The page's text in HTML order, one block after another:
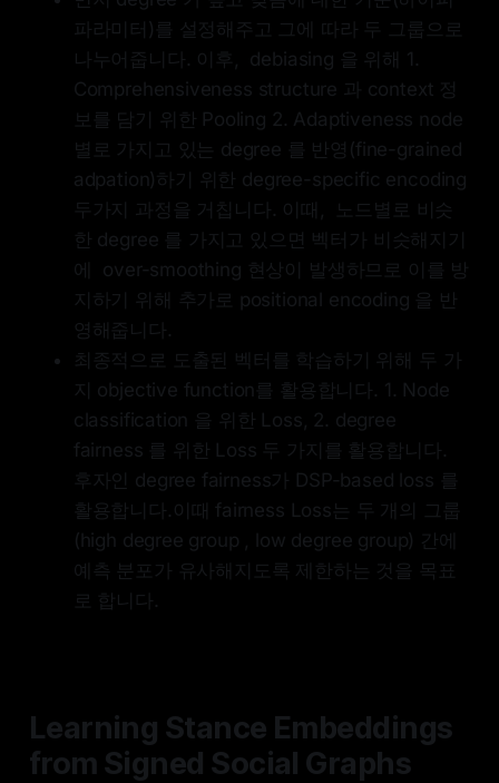
파라미터)를 설정해주고 그에 따라 두 그룹으로
나누어줍니다. 이후, debiasing 을 위해 1.
Comprehensiveness structure 과 context 정
보를 담기 위한 Pooling 2. Adaptiveness node
별로 가지고 있는 degree 를 반영(fine-grained
adpation)하기 위한 degree-specific encoding
두가지 과정을 거칩니다. 이때, 노드별로 비슷
한 degree 를 가지고 있으면 벡터가 비슷해지기
에 over-smoothing 현상이 발생하므로 이를 방
지하기 위해 추가로 positional encoding 을 반
영해줍니다.
최종적으로 도출된 벡터를 학습하기 위해 두 가
지 objective function를 활용합니다. 1. Node
classification 을 위한 Loss, 2. degree
fairness 를 위한 Loss 두 가지를 활용합니다.
후자인 degree fairness가 DSP-based loss 를
활용합니다.이때 fairness Loss는 두 개의 그룹
(high degree group , low degree group) 간에
예측 분포가 유사해지도록 제한하는 것을 목표
로 합니다.
Learning Stance Embeddings
from Signed Social Graphs